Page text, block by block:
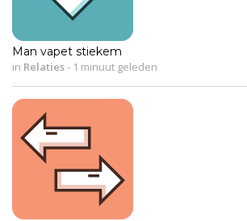
Man vapet stiekem
in Relaties- 1 minuut geleden